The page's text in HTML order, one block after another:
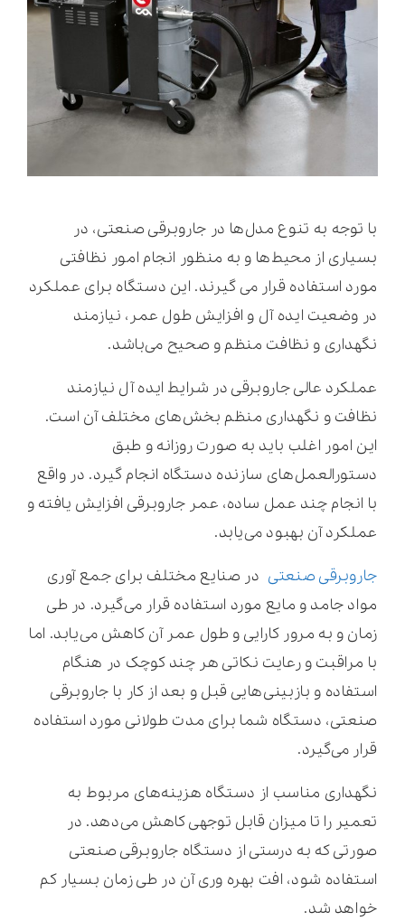
با توجه به تنوع مدل‌ها در جاروبرقی صنعتی، در
بسیاری از محیط‌ها و به منظور انجام امور نظافتی
مورد استفاده قرار می گیرند. این دستگاه برای عملکرد
در وضعیت ایده آل و افزایش طول عمر، نیازمند
نگهداری و نظافت منظم و صحیح می‌باشد.
عملکرد عالی جاروبرقی در شرایط ایده آل نیازمند
نظافت و نگهداری منظم بخش‌های مختلف آن است.
این امور اغلب باید به‌ صورت روزانه و طبق
دستورالعمل‌های سازنده دستگاه انجام گیرد. در واقع
با انجام چند عمل ساده، عمر جاروبرقی افزایش یافته و
عملکرد آن بهبود می‌یابد.
جاروبرقی صنعتی در صنایع مختلف برای جمع آوری
مواد جامد و مایع مورد استفاده قرار می‌گیرد. در طی
زمان و به مرور کارایی و طول عمر آن کاهش می‌یابد. اما
با مراقبت و رعایت نکاتی هر چند کوچک در هنگام
استفاده و بازبینی‌هایی قبل و بعد از کار با جاروبرقی
صنعتی، دستگاه شما برای مدت طولانی مورد استفاده
قرار می‌گیرد.
نگهداری مناسب از دستگاه هزینه‌های مربوط به
تعمیر را تا میزان قابل توجهی کاهش می‌دهد. در
صورتی که به درستی از دستگاه جاروبرقی صنعتی
استفاده شود، افت بهره وری آن در طی زمان بسیار کم
خواهد شد.